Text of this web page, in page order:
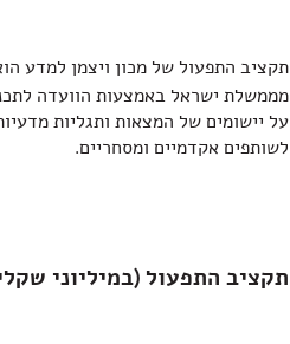
תקציב התפעול של מכון ויצמן למדע
מממשלת ישראל באמצעות הוועדה
על יישומים של המצאות ותגליות
לשותפים אקדמיים ומסחריים.
תקציב התפעול (במיליוני